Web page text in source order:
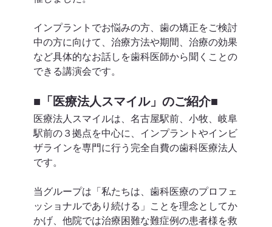
インプラントでお悩みの方、歯の矯正をご検討
中の方に向けて、治療方法や期間、治療の効果
など具体的なお話しを歯科医師から聞くことの
できる講演会です。
■ 「医療法人スマイル」のご紹介■
医療法人スマイルは、名古屋駅前、小牧、岐阜
駅前の３拠点を中心に、インプラントやインビ
ザラインを専門に行う完全自費の歯科医療法人
です。
当グループは「私たちは、歯科医療のプロフェ
ッショナルであり続ける」ことを理念としてか
かげ、他院では治療困難な難症例の患者様を救